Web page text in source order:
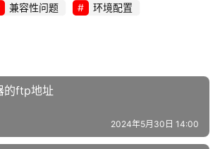
兼容性问题 环境配置
的ftp地址
2024年5月30日 14:00